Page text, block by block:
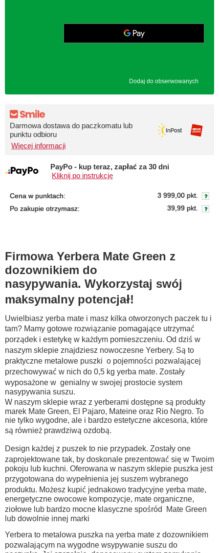
Dodaj do obserwowanych
Darmowa dostawa do paczkomatu lub
punktu odbioru
Więcej informacji
PayPo - kup teraz, zapłać za 30 dni
Kliknij po instrukcję
Cena w punktach:
3 999,00 pkt.
Po zakupie otrzymasz:
39,99 pkt.
Firmowa Yerbera Mate Green z
dozownikiem do
nasypywania. Wykorzystaj swój
maksymalny potencjał!
Uwielbiasz yerba mate i masz kilka otworzonych paczek tu i
tam? Mamy gotowe rozwiązanie pomagające utrzymać
porządek i estetykę w każdym pomieszczeniu. Od dziś w
naszym sklepie znajdziesz nowoczesne Yerbery. Są to
praktyczne metalowe puszki o pojemności pozwalającej
przechowywać w nich do 0,5 kg yerba mate. Zostały
wyposażone w genialny w swojej prostocie system
nasypywania suszu.
W naszym sklepie wraz z yerberami dostępne są produkty
marek Mate Green, El Pajaro, Mateine oraz Rio Negro. To
nie tylko wygodne, ale i bardzo estetyczne akcesoria, które
są również prawdziwą ozdobą.
Design każdej z puszek to nie przypadek. Zostały one
zaprojektowane tak, by doskonale prezentować się w Twoim
pokoju lub kuchni. Oferowana w naszym sklepie puszka jest
przygotowana do wypełnienia jej suszem wybranego
produktu. Możesz kupić jednakowo tradycyjne yerba mate,
energetyczne owocowe kompozycje, mate organiczne,
ziołowe lub bardzo mocne klasyczne spośród Mate Green
lub dowolnie innej marki
Yerbera to metalowa puszka na yerba mate z dozownikiem
pozwalającym na wygodne wsypywanie suszu do